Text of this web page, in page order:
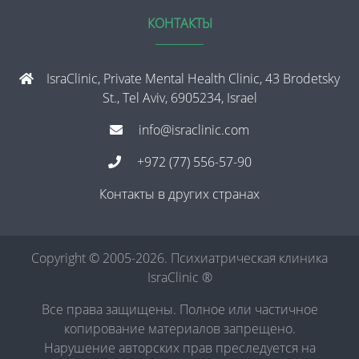
КОНТАКТЫ
IsraClinic, Private Mental Health Clinic, 43 Brodetsky
St., Tel Aviv, 6905234, Israel
info@israclinic.com
+972 (77) 556-57-90
Контакты в других странах
Copyright © 2005-2026. Психиатрическая клиника
IsraClinic ®
Все права защищены. Полное или частичное
копирование материалов запрещено.
Нарушение авторских прав преследуется на